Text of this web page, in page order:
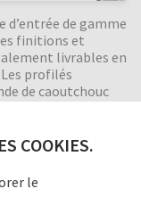
COOKIES.
le
d’entrée de gamme
finitions et
livrables en
Les profilés
de caoutchouc
qui assure un